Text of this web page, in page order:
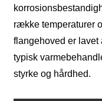
række temperaturer
flangehoved er lavet
typisk
styrke og hårdhed.